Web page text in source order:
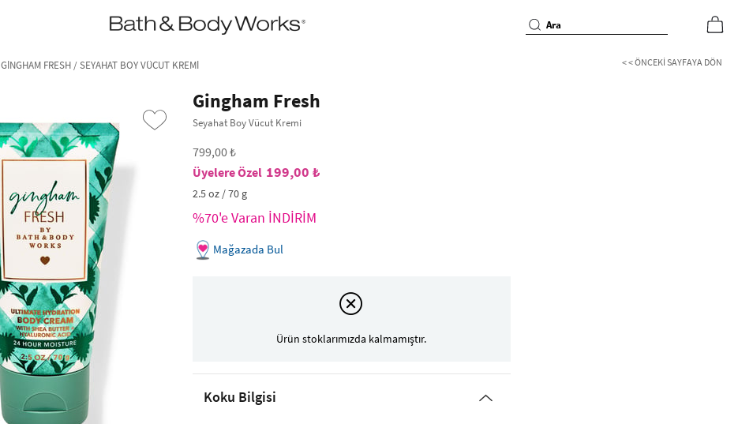
•2200₺ ve Üzeri Kargo Ücretsiz!•
*Promosyon Detayları
GINGHAM FRESH / SEYAHAT BOY VÜCUT KREMI < < ÖNCEKI SAYFAYA DÖN
Gingham Fresh
Seyahat Boy Vücut Kremi
799,00 ₺
199,00 ₺
2.5 oz / 70 g
%70'e Varan İNDİRİM
Mağazada Bul
Ürün stoklarımızda kalmamıştır.
Koku Bilgisi